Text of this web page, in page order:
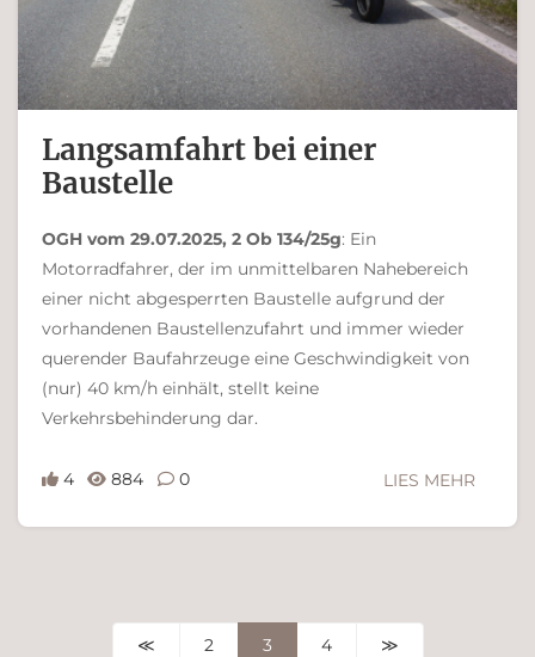
Langsamfahrt bei einer
Baustelle
OGH vom 29.07.2025, 2 Ob 134/25g: Ein
Motorradfahrer, der im unmittelbaren Nahebereich
einer nicht abgesperrten Baustelle aufgrund der
vorhandenen Baustellenzufahrt und immer wieder
querender Baufahrzeuge eine Geschwindigkeit von
(nur) 40 km/h einhält, stellt keine
Verkehrsbehinderung dar.
4 884 0 LIES MEHR
≪ 2 3 4 ≫